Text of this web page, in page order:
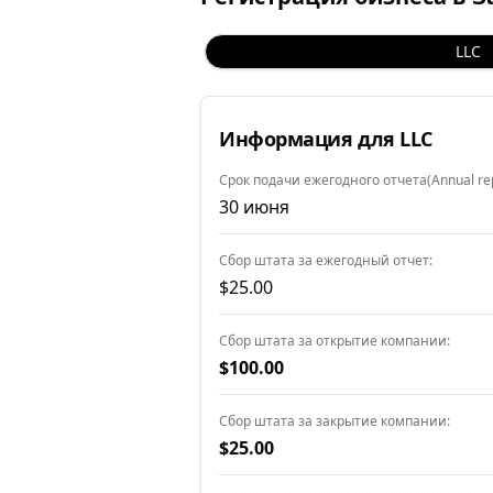
LLC
Информация для LLC
Срок подачи ежегодного отчета(Annual
30 июня
Сбор штата за ежегодный отчет:
$25.00
Сбор штата за открытие компании:
$100.00
Сбор штата за закрытие компании:
$25.00